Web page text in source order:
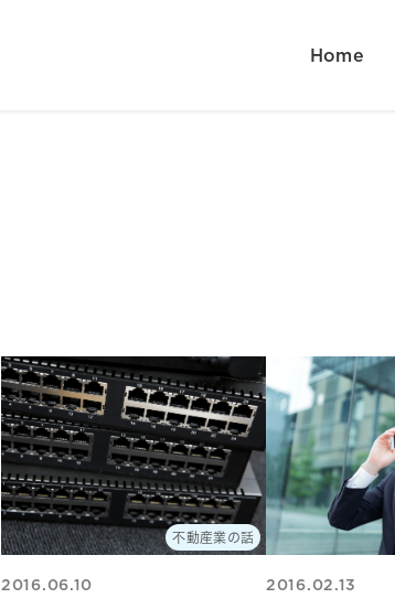
Home
不動産業の話
2016.06.10 2016.02.13